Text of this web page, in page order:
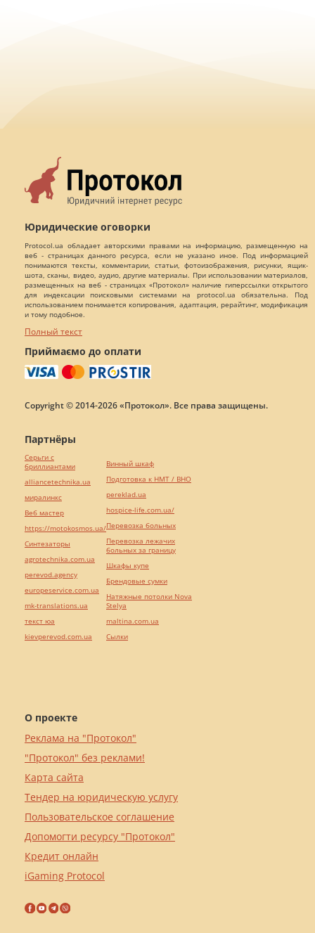
Юридические оговорки
Protocol.ua обладает авторскими правами на информацию, размещенную на
веб - страницах данного ресурса, если не указано иное. Под информацией
понимаются тексты, комментарии, статьи, фотоизображения, рисунки, ящик-
шота, сканы, видео, аудио, другие материалы. При использовании материалов,
размещенных на веб - страницах «Протокол» наличие гиперссылки открытого
для индексации поисковыми системами на protocol.ua обязательна. Под
использованием понимается копирования, адаптация, рерайтинг, модификация
и тому подобное.
Полный текст
Приймаємо до оплати
Copyright © 2014-2026 «Протокол». Все права защищены.
О проекте
Реклама на "Протокол"
"Протокол" без реклами!
Карта сайта
Тендер на юридическую услугу
Пользовательское соглашение
Допомогти ресурсу "Протокол"
Кредит онлайн
iGaming Protocol
Партнёры
Серьги с
бриллиантами
alliancetechnika.ua
миралинкс
Веб мастер
https://motokosmos.ua/
Синтезаторы
agrotechnika.com.ua
perevod.agency
europeservice.com.ua
mk-translations.ua
текст юа
kievperevod.com.ua
Винный шкаф
Подготовка к НМТ / ВНО
pereklad.ua
hospice-life.com.ua/
Перевозка больных
Перевозка лежачих
больных за границу
Шкафы купе
Брендовые сумки
Натяжные потолки Nova
Stelya
maltina.com.ua
Cылки